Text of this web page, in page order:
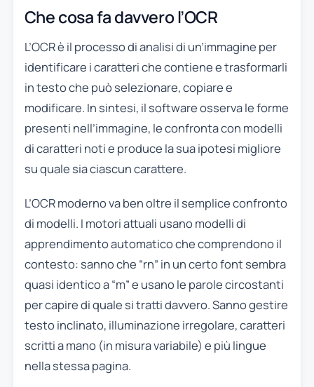
Che cosa fa davvero l’OCR
L’OCR è il processo di analisi di un’immagine per
identificare i caratteri che contiene e trasformarli
in testo che può selezionare, copiare e
modificare. In sintesi, il software osserva le forme
presenti nell’immagine, le confronta con modelli
di caratteri noti e produce la sua ipotesi migliore
su quale sia ciascun carattere.
L’OCR moderno va ben oltre il semplice confronto
di modelli. I motori attuali usano modelli di
apprendimento automatico che comprendono il
contesto: sanno che “rn” in un certo font sembra
quasi identico a “m” e usano le parole circostanti
per capire di quale si tratti davvero. Sanno gestire
testo inclinato, illuminazione irregolare, caratteri
scritti a mano (in misura variabile) e più lingue
nella stessa pagina.